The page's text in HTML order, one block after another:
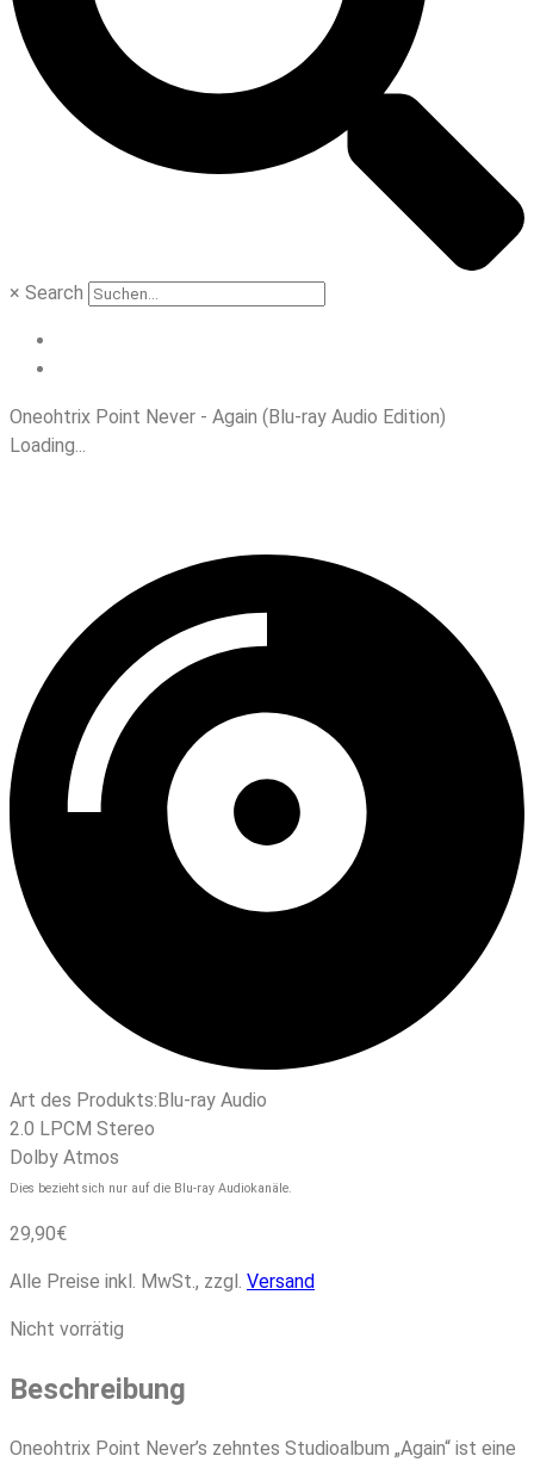
× Search
Oneohtrix Point Never - Again (Blu-ray Audio Edition)
Loading...
Art des Produkts: Blu-ray Audio
2.0 LPCM Stereo
Dolby Atmos
Dies bezieht sich nur auf die Blu-ray Audiokanäle.
29,90€
Alle Preise inkl. MwSt., zzgl. Versand
Nicht vorrätig
Beschreibung
Oneohtrix Point Never’s zehntes Studioalbum „Again“ ist eine